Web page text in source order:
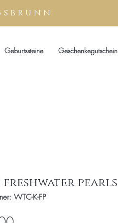
Geburtssteine Geschenkegutschein
freshwater pearls
WTC-K-FP